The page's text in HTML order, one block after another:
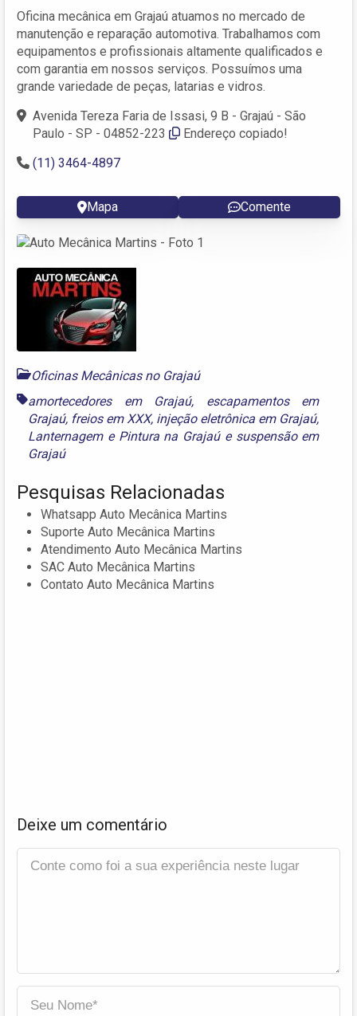
Oficina mecânica em Grajaú atuamos no mercado de
manutenção e reparação automotiva. Trabalhamos com
equipamentos e profissionais altamente qualificados e
com garantia em nossos serviços. Possuímos uma
grande variedade de peças, latarias e vidros.
Avenida Tereza Faria de Issasi, 9 B - Grajaú - São
Paulo - SP - 04852-223
Endereço copiado!
(11) 3464-4897
Mapa Comente
Oficinas Mecânicas no Grajaú
amortecedores em Grajaú, escapamentos em
Grajaú, freios em XXX, injeção eletrônica em Grajaú,
Lanternagem e Pintura na Grajaúe suspensão em
Grajaú
Pesquisas Relacionadas
Whatsapp Auto Mecânica Martins
Suporte Auto Mecânica Martins
Atendimento Auto Mecânica Martins
SAC Auto Mecânica Martins
Contato Auto Mecânica Martins
Deixe um comentário